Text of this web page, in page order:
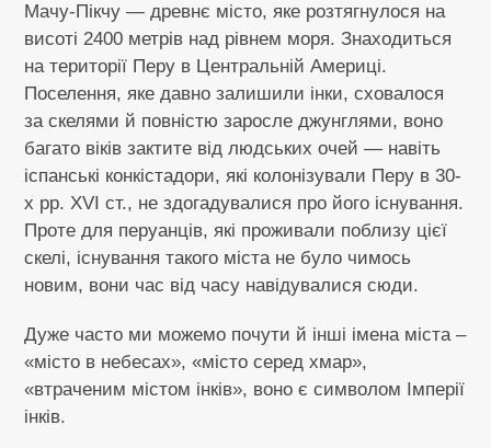
Мачу-Пікчу — древнє місто, яке розтягнулося на
висоті 2400 метрів над рівнем моря. Знаходиться
на території Перу в Центральній Америці.
Поселення, яке давно залишили інки, сховалося
за скелями й повністю заросле джунглями, воно
багато віків зактите від людських очей — навіть
іспанські конкістадори, які колонізували Перу в 30-
х рр. XVI ст., не здогадувалися про його існування.
Проте для перуанців, які проживали поблизу цієї
скелі, існування такого міста не було чимось
новим, вони час від часу навідувалися сюди.
Дуже часто ми можемо почути й інші імена міста –
«місто в небесах», «місто серед хмар»,
«втраченим містом інків», воно є символом Імперії
інків.